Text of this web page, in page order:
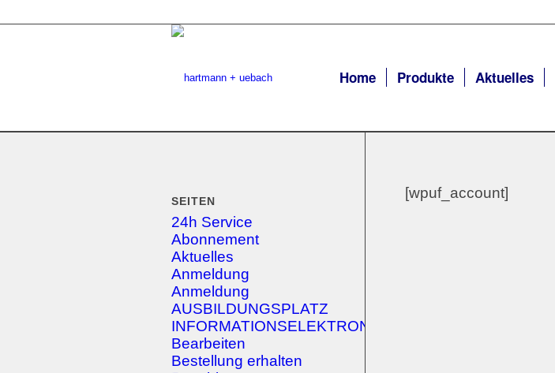
Home Produkte Aktuelles
[wpuf_account]
SEITEN
24h Service
Abonnement
Aktuelles
Anmeldung
Anmeldung
AUSBILDUNGSPLATZ
INFORMATIONSELEKTRONIKER
Bearbeiten
Bestellung erhalten